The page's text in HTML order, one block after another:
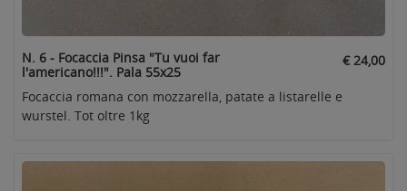
N. 6 - Focaccia Pinsa "Tu vuoi far
l'americano!!!". Pala 55x25
€ 24,00
Focaccia romana con mozzarella, patate a listarelle e
wurstel. Tot oltre 1kg